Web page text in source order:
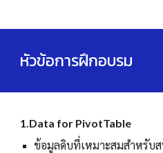
หัวข้อการฝึกอบรม
1.Data for PivotTable
ข้อมูลดิบที่เหมาะสมสำหรับส